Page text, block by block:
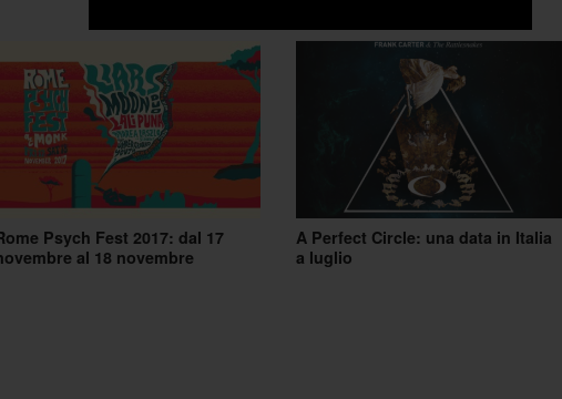
Psych Fest 2017: dal 17
al 18 novembre
A Perfect Circle: una data in Italia
a luglio